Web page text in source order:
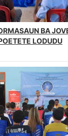
BA
LODUDU